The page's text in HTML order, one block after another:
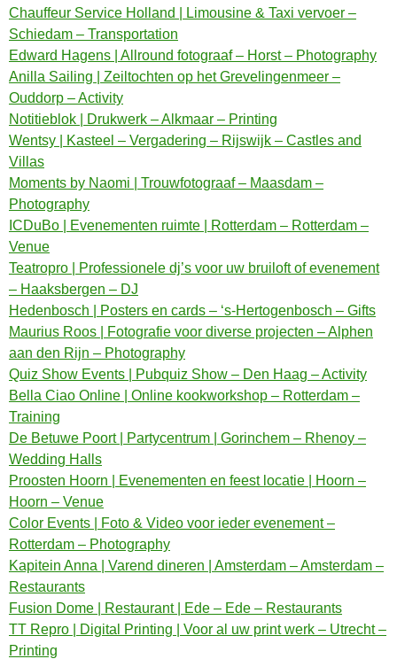
Chauffeur Service Holland | Limousine & Taxi vervoer –
Schiedam – Transportation
Edward Hagens | Allround fotograaf – Horst – Photography
Anilla Sailing | Zeiltochten op het Grevelingenmeer –
Ouddorp – Activity
Notitieblok | Drukwerk – Alkmaar – Printing
Wentsy | Kasteel – Vergadering – Rijswijk – Castles and
Villas
Moments by Naomi | Trouwfotograaf – Maasdam –
Photography
ICDuBo | Evenementen ruimte | Rotterdam – Rotterdam –
Venue
Teatropro | Professionele dj’s voor uw bruiloft of evenement
– Haaksbergen – DJ
Hedenbosch | Posters en cards – ‘s-Hertogenbosch – Gifts
Maurius Roos | Fotografie voor diverse projecten – Alphen
aan den Rijn – Photography
Quiz Show Events | Pubquiz Show – Den Haag – Activity
Bella Ciao Online | Online kookworkshop – Rotterdam –
Training
De Betuwe Poort | Partycentrum | Gorinchem – Rhenoy –
Wedding Halls
Proosten Hoorn | Evenementen en feest locatie | Hoorn –
Hoorn – Venue
Color Events | Foto & Video voor ieder evenement –
Rotterdam – Photography
Kapitein Anna | Varend dineren | Amsterdam – Amsterdam –
Restaurants
Fusion Dome | Restaurant | Ede – Ede – Restaurants
TT Repro | Digital Printing | Voor al uw print werk – Utrecht –
Printing